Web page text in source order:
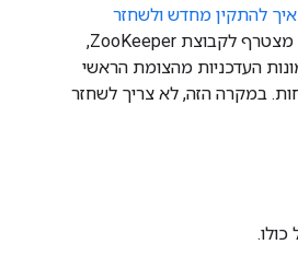
איך להתקין מחדש ולשחזר
). כשהצומת מצטרף לקבוצת ZooKeeper,
העדכניות מהצומת הראשי
במקרה הזה, לא צריך לשחזר